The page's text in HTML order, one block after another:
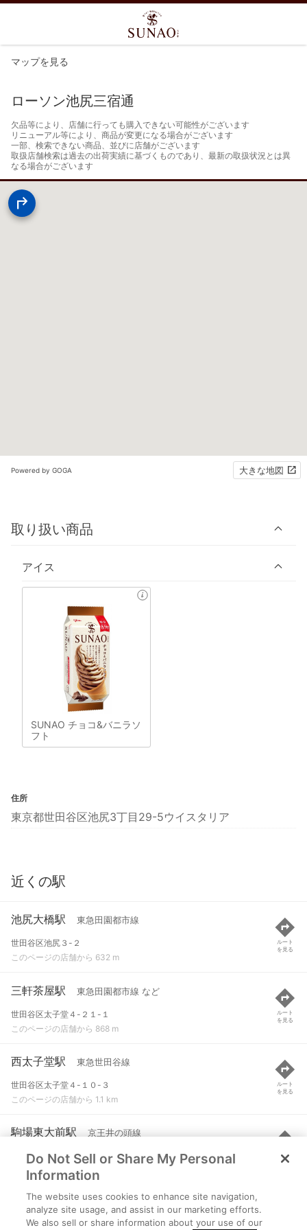
マップを見る
ローソン池尻三宿通
欠品等により、店舗に行っても購入できない可能性がございます
リニューアル等により、商品が変更になる場合がございます
一部、検索できない商品、並びに店舗がございます
取扱店舗検索は過去の出荷実績に基づくものであり、最新の取扱状況とは異
なる場合がございます
Powered by GOGA 大きな地図
取り扱い商品
アイス
SUNAO チョコ&バニラソ
フト
住所
東京都世田谷区池尻3丁目29-5ウイスタリア
近くの駅
池尻大橋駅 東急田園都市線
世田谷区池尻３-２
このページの店舗から 632 m
ルート
を見る
三軒茶屋駅 東急田園都市線 など
世田谷区太子堂４-２１-１
このページの店舗から 868 m
ルート
を見る
西太子堂駅 東急世田谷線
世田谷区太子堂４-１０-３
このページの店舗から 1.1 km
ルート
を見る
駒場東大前駅 京王井の頭線
目黒区駒場３-９-１
このページの店舗から 1.3 km
ルート
を見る
池ノ上駅 京王井の頭線
世田谷区代沢２-４３-８
Do Not Sell or Share My Personal
Information
The website uses cookies to enhance site navigation,
analyze site usage, and assist in our marketing efforts.
We also sell or share information about your use of our